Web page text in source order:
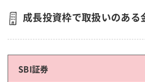
成長投資枠で取扱いのある
SBI証券